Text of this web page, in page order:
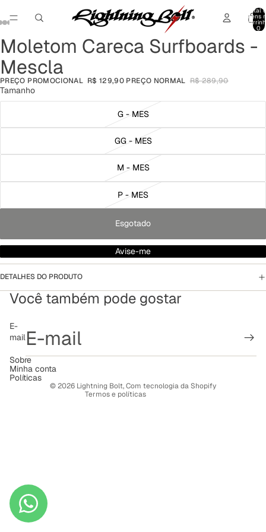
Total
itens
0
Abrir
imagem
em
tela
cheia
Abrir
imagem
em
tela
cheia
Abrir
imagem
em
tela
cheia
Abrir
imagem
em
tela
cheia
Abrir
imagem
em
tela
cheia
Abrir
imagem
em
tela
cheia
Abrir
imagem
em
tela
cheia
Moletom Careca Surfboards -
Mescla
PREÇO PROMOCIONAL R$ 129,90 PREÇO NORMAL R$ 289,90
Tamanho
G - MES
GG - MES
M - MES
P - MES
Esgotado
Avise-me
DETALHES DO PRODUTO
Você também pode gostar
E-
mail
Sobre
Minha conta
Políticas
© 2026 Lightning Bolt,Com tecnologia da Shopify
Termos e políticas
Política de privacidade
Termos de serviço
Política de frete